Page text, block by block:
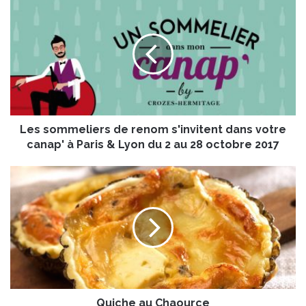
m
m
l
d
r
e
n
s
Les sommeliers de renom s'invitent dans votre
canap' à Paris & Lyon du 2 au 28 octobre 2017
u
c
h
e
C
Quiche au Chaource